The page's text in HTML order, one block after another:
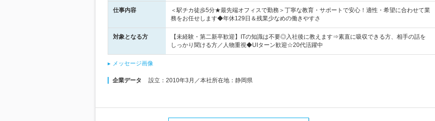
仕事内容
＜駅チカ徒歩5分★最先端オフィスで勤務＞丁寧な教育・サポートで安心！適性・希望に合わせて業
務をお任せします◆年休129日＆残業少なめの働きやすさ
対象となる方
【未経験・第二新卒歓迎】ITの知識は不要◎入社後に教えます⇒素直に吸収できる方、相手の話を
しっかり聞ける方／人物重視◆UIターン歓迎☆20代活躍中
メッセージ画像
企業データ 設立：2010年3月／本社所在地：静岡県